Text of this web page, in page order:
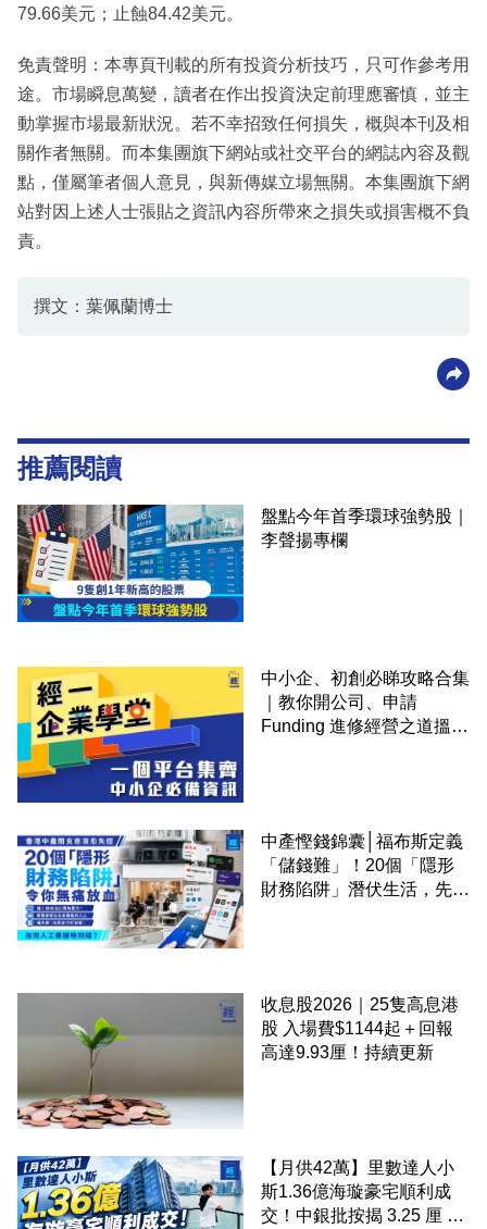
79.66美元；止蝕84.42美元。
免責聲明：本專頁刊載的所有投資分析技巧，只可作參考用
途。市場瞬息萬變，讀者在作出投資決定前理應審慎，並主
動掌握市場最新狀況。若不幸招致任何損失，概與本刊及相
關作者無關。而本集團旗下網站或社交平台的網誌內容及觀
點，僅屬筆者個人意見，與新傳媒立場無關。本集團旗下網
站對因上述人士張貼之資訊內容所帶來之損失或損害概不負
責。
撰文：葉佩蘭博士
推薦閱讀
盤點今年首季環球強勢股｜
李聲揚專欄
中小企、初創必睇攻略合集
｜教你開公司、申請
Funding 進修經營之道搵大
中產慳錢錦囊│福布斯定義
「儲錢難」！20個「隱形
財務陷阱」潛伏生活，先買
收息股2026｜25隻高息港
股 入場費$1144起＋回報
高達9.93厘！持續更新
【月供42萬】里數達人小
斯1.36億海璇豪宅順利成
交！中銀批按揭 3.25 厘 小